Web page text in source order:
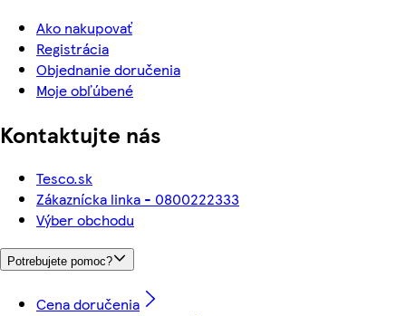
Ako nakupovať
Registrácia
Objednanie doručenia
Moje obľúbené
Kontaktujte nás
Tesco.sk
Zákaznícka linka - 0800222333
Výber obchodu
Potrebujete pomoc?
Cena doručenia